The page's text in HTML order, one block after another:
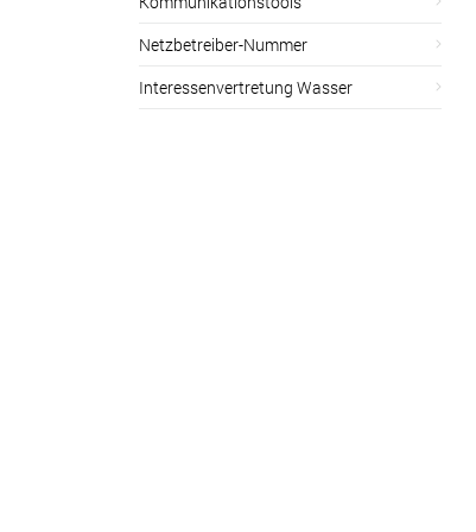
Netzbetreiber-Nummer
Interessenvertretung Wasser